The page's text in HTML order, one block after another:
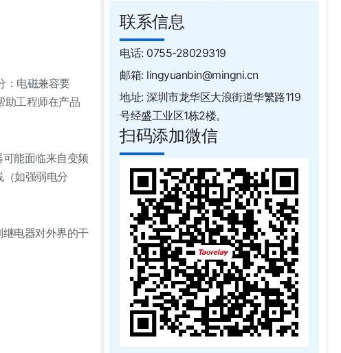
：电磁兼容要
助工程师在产品
能面临来自变频
如强弱电分
电器对外界的干
联系信息
电话: 0755-28029319
邮箱: lingyuanbin@mingni.cn
地址: 深圳市龙华区大浪街道华繁路119
号经盛工业区1栋2楼。
扫码添加微信